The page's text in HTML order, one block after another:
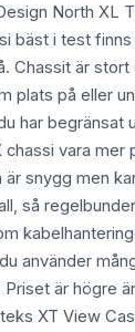
North XL
bäst i test finns
Chassit är stort
plats på eller
har begränsat
vara mer
är snygg men
så
använder
är högre
XT View